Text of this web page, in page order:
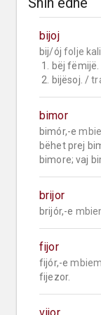
bijoj
bij/ój folje
2. bijësoj. /
bimor
bimór,-e
bëhet prej
bimore; vaj
brijor
brijór,-e
fijor
fijór,-e
fijezor.